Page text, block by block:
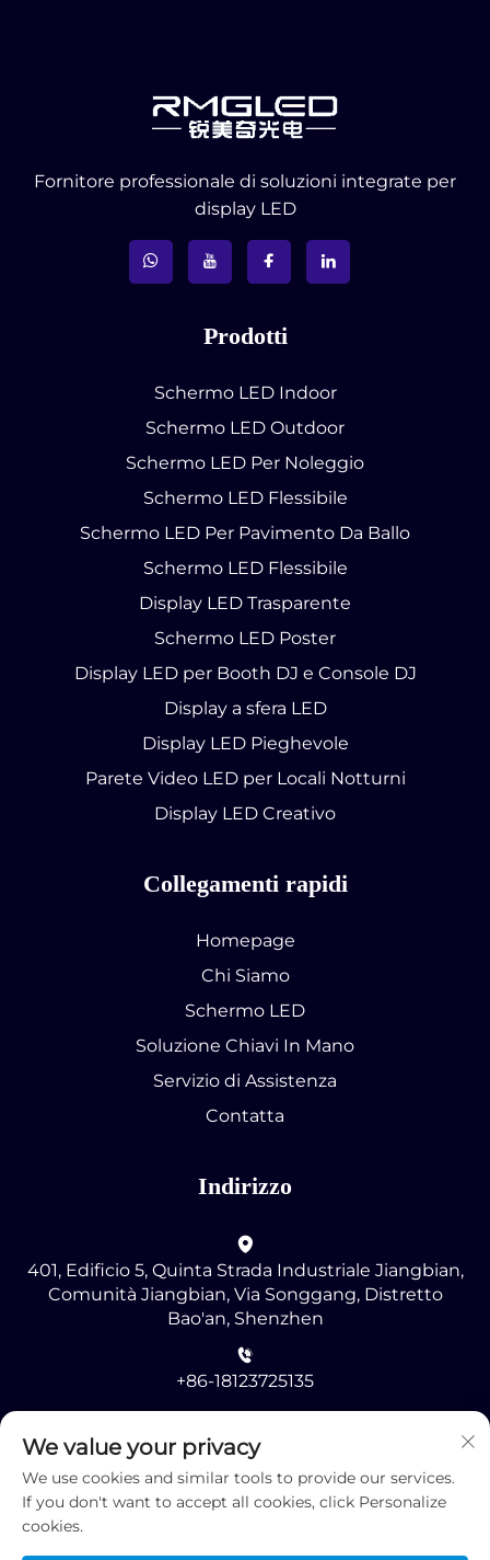
Fornitore professionale di soluzioni integrate per
display LED
Prodotti
Schermo LED Indoor
Schermo LED Outdoor
Schermo LED Per Noleggio
Schermo LED Flessibile
Schermo LED Per Pavimento Da Ballo
Schermo LED Flessibile
Display LED Trasparente
Schermo LED Poster
Display LED per Booth DJ e Console DJ
Display a sfera LED
Display LED Pieghevole
Parete Video LED per Locali Notturni
Display LED Creativo
Collegamenti rapidi
Homepage
Chi Siamo
Schermo LED
Soluzione Chiavi In Mano
Servizio di Assistenza
Contatta
Indirizzo
401, Edificio 5, Quinta Strada Industriale Jiangbian,
Comunità Jiangbian, Via Songgang, Distretto
Bao'an, Shenzhen
+86-18123725135
[email protected]
We value your privacy
We use cookies and similar tools to provide our services.
If you don't want to accept all cookies, click Personalize
cookies.